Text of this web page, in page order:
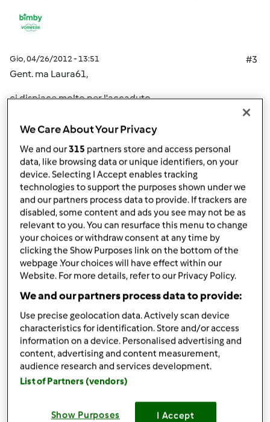
Gio, 04/26/2012 - 13:51
#3
Gent. ma Laura61,
ci dispiace molto per l'accaduto.
Le ricordiamo che la gestione degli abbonamenti avviene
tramite la società Staff, trova tutti i recapiti sull'ultima
pagina della Rivista.
Ci faccia sapere, a presto.
Team Bimby
Accedio registratiper poter commentare
Anonimo (non verificato)
We Care About Your Privacy
We and our315 partners store and access personal
data, like browsing data or unique identifiers, on your
device. Selecting I Accept enables tracking
technologies to support the purposes shown under we
and our partners process data to provide. If trackers are
disabled, some content and ads you see may not be as
relevant to you. You can resurface this menu to change
your choices or withdraw consent at any time by
clicking the Show Purposes link on the bottom of the
webpage .Your choices will have effect within our
Website. For more details, refer to our Privacy Policy.
We and our partners process data to provide:
Use precise geolocation data. Actively scan device
characteristics for identification. Store and/or access
information on a device. Personalised advertising and
content, advertising and content measurement,
audience research and services development.
List of Partners (vendors)
Show Purposes I Accept